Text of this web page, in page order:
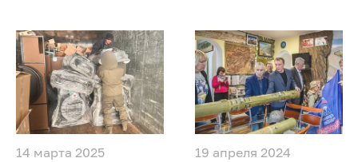
14 марта 2025 19 апреля 2024